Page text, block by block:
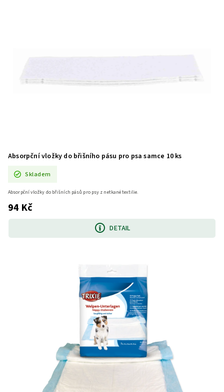
Absorpční vložky do břišního pásu pro psa samce 10 ks
Skladem
94 Kč
DETAIL
Absorpční vložky do břišních pásů pro psy z netkané textilie.